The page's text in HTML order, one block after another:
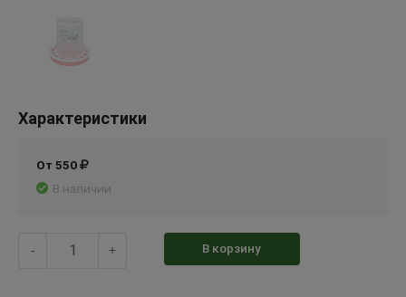
От 550
В наличии
Характеристики
- + В корзину